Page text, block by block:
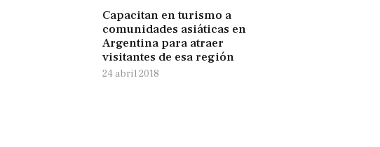
Capacitan en turismo a
comunidades asiáticas en
Argentina para atraer
visitantes de esa región
24 abril 2018